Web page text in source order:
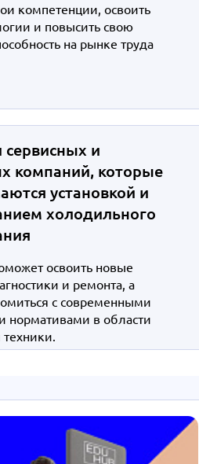
компетенции, освоить
и повысить свою
на рынке труда
сервисных и
компаний, которые
установкой и
холодильного
освоить новые
и ремонта, а
с современными
нормативами в области